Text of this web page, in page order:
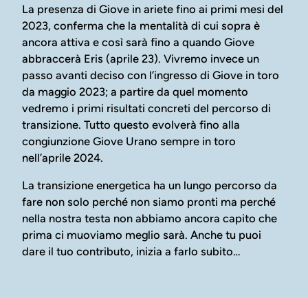
La presenza di Giove in ariete fino ai primi mesi del
2023, conferma che la mentalità di cui sopra è
ancora attiva e così sarà fino a quando Giove
abbraccerà Eris (aprile 23). Vivremo invece un
passo avanti deciso con l’ingresso di Giove in toro
da maggio 2023; a partire da quel momento
vedremo i primi risultati concreti del percorso di
transizione. Tutto questo evolverà fino alla
congiunzione Giove Urano sempre in toro
nell’aprile 2024.
La transizione energetica ha un lungo percorso da
fare non solo perché non siamo pronti ma perché
nella nostra testa non abbiamo ancora capito che
prima ci muoviamo meglio sarà. Anche tu puoi
dare il tuo contributo, inizia a farlo subito…